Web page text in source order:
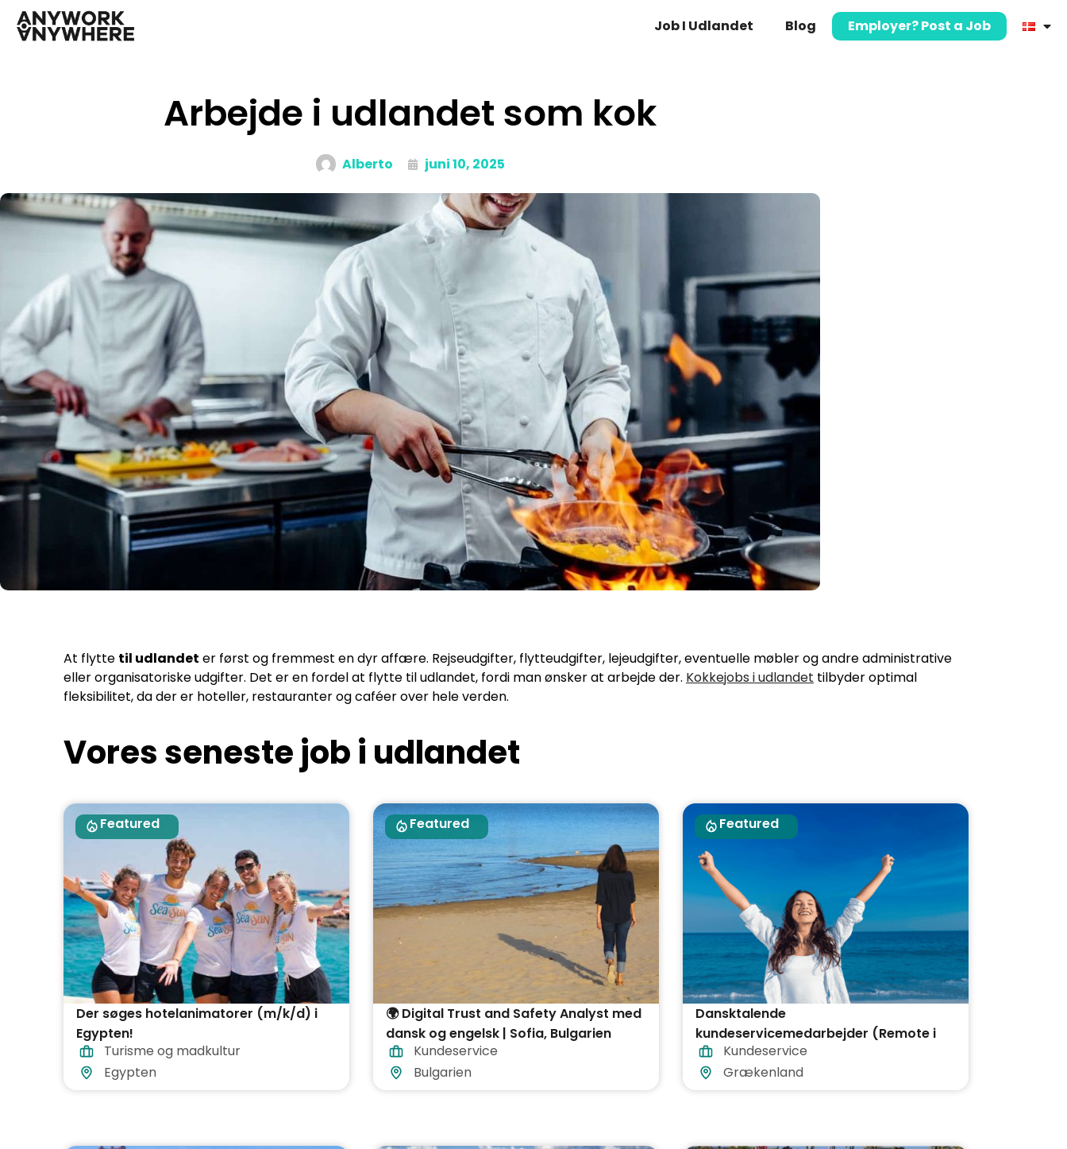
Job I Udlandet Blog Employer? Post a Job
Arbejde i udlandet som kok
Alberto juni 10, 2025
At flytte til udlandet er først og fremmest en dyr affære. Rejseudgifter, flytteudgifter, lejeudgifter, eventuelle møbler og andre administrative
eller organisatoriske udgifter. Det er en fordel at flytte til udlandet, fordi man ønsker at arbejde der. Kokkejobs i udlandet tilbyder optimal
fleksibilitet, da der er hoteller, restauranter og caféer over hele verden.
Vores seneste job i udlandet
Featured
Der søges hotelanimatorer (m/k/d) i
Egypten!
Turisme og madkultur
Egypten
Featured
🌍 Digital Trust and Safety Analyst med
dansk og engelsk | Sofia, Bulgarien
Kundeservice
Bulgarien
Featured
Dansktalende
kundeservicemedarbejder (Remote i
Grækenland)
Kundeservice
Grækenland